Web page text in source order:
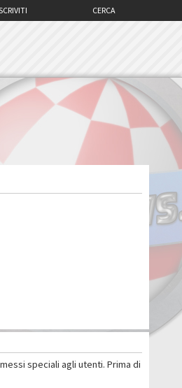
CERCA
speciali agli utenti. Prima di